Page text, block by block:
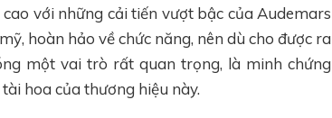
với những cải tiến vượt bậc của Audemars
hoàn hảo về chức năng, nên dù cho được ra
một vai trò rất quan trọng, là minh chứng
hoa của thương hiệu này.